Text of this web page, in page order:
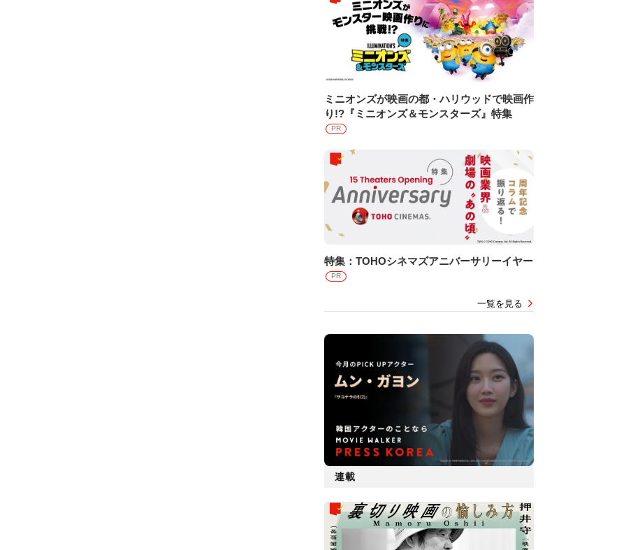
ミニオンズが映画の都・ハリウッドで映画作
り!?『ミニオンズ＆モンスターズ』特集
PR
特集：TOHOシネマズアニバーサリーイヤー
PR
一覧を見る
連載